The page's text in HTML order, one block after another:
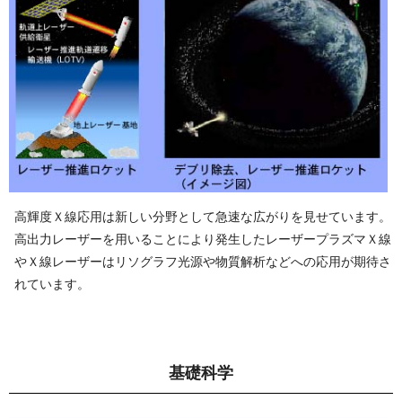
高輝度Ｘ線応用は新しい分野として急速な広がりを見せています。
高出力レーザーを用いることにより発生したレーザープラズマＸ線
やＸ線レーザーはリソグラフ光源や物質解析などへの応用が期待さ
れて い ま す 。
基 礎 科 学